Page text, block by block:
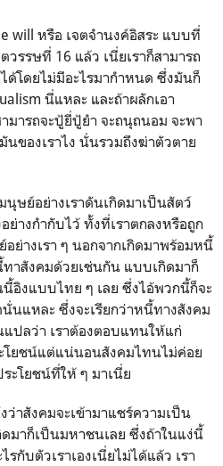
will หรือ เจตจำนงค์อิสระ แบบที่
รรษที่ 16 แล้ว เนี่ยเราก็สามารถ
ด้โดยไม่มีอะไรมากำหนด ซึ่งมันก็
นี่แหละ และถ้าผลักเอา
ารถจะปู้ยี่ปู้ยำ จะถนุถนอม จะพา
นของเราไง นั่นรวมถึงฆ่าตัวตาย
ษย์อย่างเราดันเกิดมาเป็นสัตว์
ย่างกำกับไว้ ทั้งที่เราตกลงหรือถูก
ย่างเรา ๆ นอกจากเกิดมาพร้อมหนี้
าสังคมด้วยเช่นกัน แบบเกิดมาก็
งแบบไทย ๆ เลย ซึ่งไอ้พวกนี้ก็จะ
นแหละ ซึ่งจะเรียกว่าหนี้ทางสังคม
แปลว่า เราต้องตอบแทนให้แก่
โยชน์แต่แน่นอนสังคมไทนไม่ค่อย
ะโยชน์ที่ให้ ๆ มาเนี่ย
ว่าสังคมจะเข้ามาแชร์ความเป็น
มาก็เป็นมหาชนเลย ซึ่งถ้าในแง่นี้
รกับตัวเราเองเนี่ยไม่ได้แล้ว เรา